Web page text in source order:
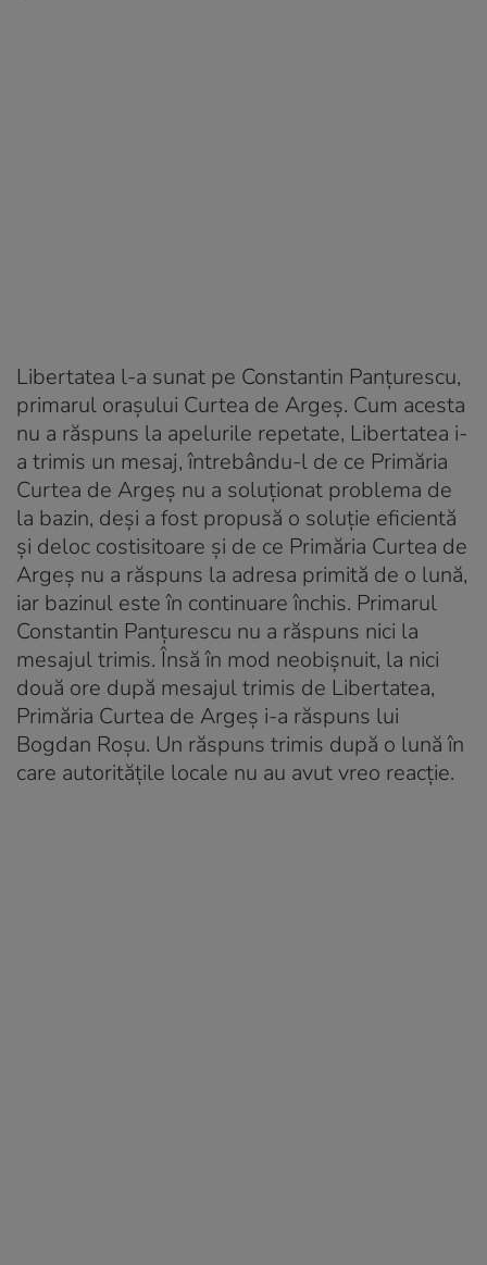
Libertatea l-a sunat pe Constantin Panțurescu,
primarul orașului Curtea de Argeș. Cum acesta
nu a răspuns la apelurile repetate, Libertatea i-
a trimis un mesaj, întrebându-l de ce Primăria
Curtea de Argeș nu a soluționat problema de
la bazin, deși a fost propusă o soluție eficientă
și deloc costisitoare și de ce Primăria Curtea de
Argeș nu a răspuns la adresa primită de o lună,
iar bazinul este în continuare închis. Primarul
Constantin Panțurescu nu a răspuns nici la
mesajul trimis. Însă în mod neobișnuit, la nici
două ore după mesajul trimis de Libertatea,
Primăria Curtea de Argeș i-a răspuns lui
Bogdan Roșu. Un răspuns trimis după o lună în
care autoritățile locale nu au avut vreo reacție.